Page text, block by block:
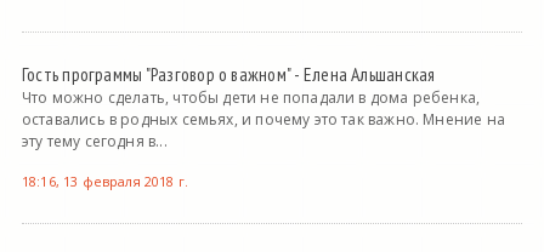
Гость программы "Разговор о важном" - Елена Альшанская
Что можно сделать, чтобы дети не попадали в дома ребенка,
оставались в родных семьях, и почему это так важно. Мнение на
эту тему сегодня в...
18:16, 13 февраля 2018 г.